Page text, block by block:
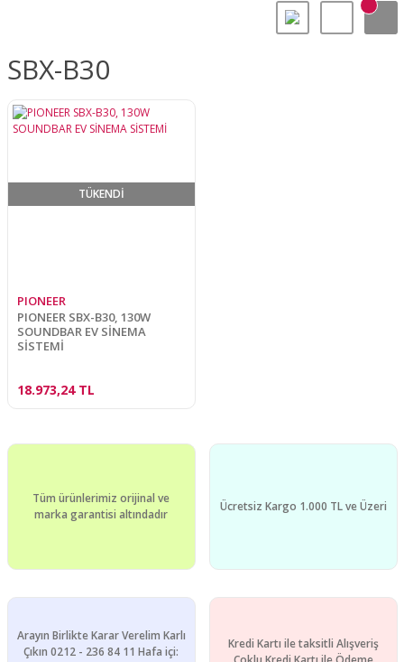
SBX-B30
TÜKENDİ
PIONEER
PIONEER SBX-B30, 130W
SOUNDBAR EV SİNEMA
SİSTEMİ
18.973,24 TL
Tüm ürünlerimiz orijinal ve
marka garantisi altındadır
Ücretsiz Kargo 1.000 TL ve Üzeri
Arayın Birlikte Karar Verelim Karlı
Çıkın 0212 - 236 84 11 Hafa içi:
Kredi Kartı ile taksitli Alışveriş